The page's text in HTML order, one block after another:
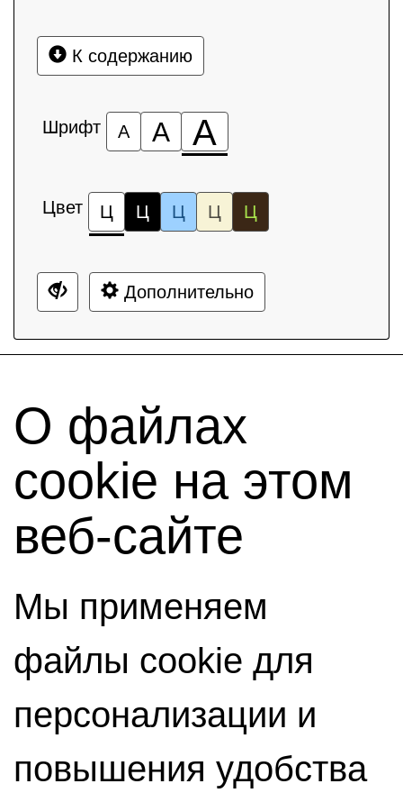
К содержанию
Шрифт А А А
Цвет Ц Ц Ц Ц Ц
Дополнительно
О файлах
cookie на этом
веб-сайте
Мы применяем
файлы cookie для
персонализации и
повышения удобства